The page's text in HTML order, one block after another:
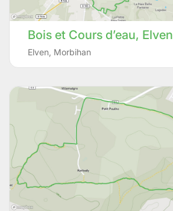
Bois et Cours d’eau, Elven
Elven Morbihan